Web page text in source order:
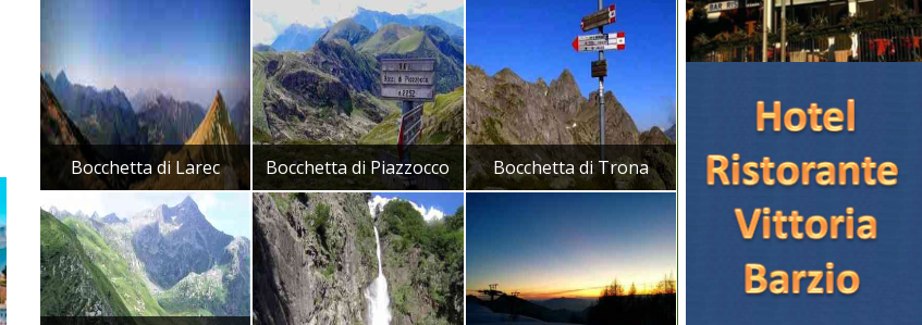
Bocchetta di Larec Bocchetta di Piazzocco Bocchetta di Trona